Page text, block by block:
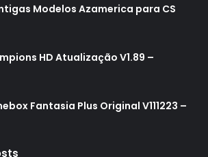
Modelos Azamerica para CS
HD Atualização V1.89 –
Fantasia Plus Original V111223 –